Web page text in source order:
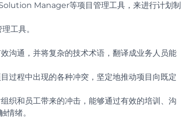
Manager等项目管理工具，来进行计划制
工具。
沟通，并将复杂的技术术语，翻译成业务人员能
过程中出现的各种冲突，坚定地推动项目向既定
织和员工带来的冲击，能够通过有效的培训、沟
情绪。